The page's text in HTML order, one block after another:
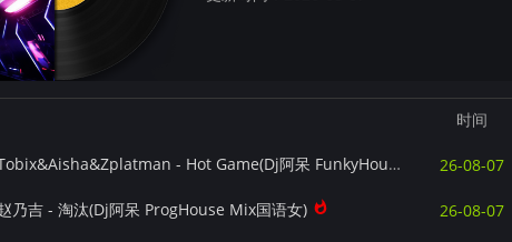
时间
【172Mix独家】Tobix&Aisha&Zplatman - Hot Game(Dj阿呆 FunkyHouse Mix)Q鼓 26-08-07
乃吉 - 淘汰(Dj阿呆 ProgHouse Mix国语女) 26-08-07